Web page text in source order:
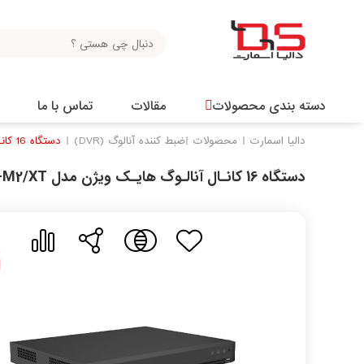
دسته بندی محصولات مقالات تماس با ما
دالیا اسمارت محصولات ضبط کننده آنالوگ (DVR) دستگاه 16 کانـال آنالـوگ هایـک ویژن مدل iDS-7216HQHI-M2/XT
دستگاه 16 کانـال آنالـوگ هایـک ویژن مدل iDS-7216HQHI-M2/XT